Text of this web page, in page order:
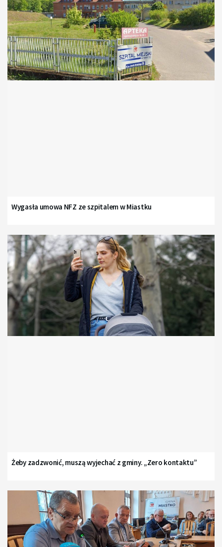
Wygasła umowa NFZ ze szpitalem w Miastku
Żeby zadzwonić, muszą wyjechać z gminy. „Zero kontaktu”